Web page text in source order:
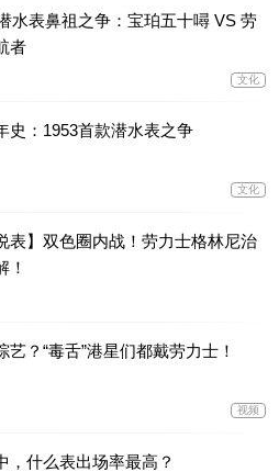
水表鼻祖之争：宝珀五十噚 VS 劳
者
文化
史：1953首款潜水表之争
文化
表】双色圈内战！劳力士格林尼治
！
艺？“毒舌”港星们都戴劳力士！
视频
，什么表出场率最高？